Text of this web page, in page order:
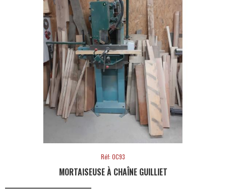
Réf: OC93
MORTAISEUSE À CHAÎNE GUILLIET